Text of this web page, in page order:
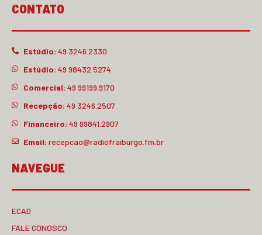
CONTATO
Estúdio: 49 3246.2330
Estúdio: 49 98432.5274
Comercial: 49 99199.9170
Recepção: 49 3246.2507
Financeiro: 49 99841.2907
Email: recepcao@radiofraiburgo.fm.br
NAVEGUE
ECAD
FALE CONOSCO